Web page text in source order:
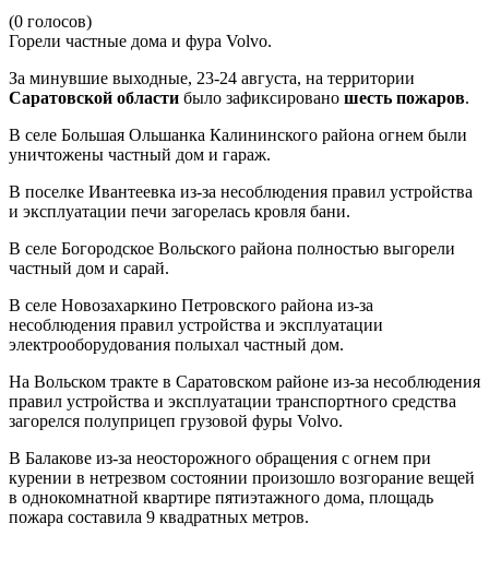
(0 голосов)
Горели частные дома и фура Volvo.
За минувшие выходные, 23-24 августа, на территории
Саратовской области было зафиксировано шесть пожаров.
В селе Большая Ольшанка Калининского района огнем были
уничтожены частный дом и гараж.
В поселке Ивантеевка из-за несоблюдения правил устройства
и эксплуатации печи загорелась кровля бани.
В селе Богородское Вольского района полностью выгорели
частный дом и сарай.
В селе Новозахаркино Петровского района из-за
несоблюдения правил устройства и эксплуатации
электрооборудования полыхал частный дом.
На Вольском тракте в Саратовском районе из-за несоблюдения
правил устройства и эксплуатации транспортного средства
загорелся полуприцеп грузовой фуры Volvo.
В Балакове из-за неосторожного обращения с огнем при
курении в нетрезвом состоянии произошло возгорание вещей
в однокомнатной квартире пятиэтажного дома, площадь
пожара составила 9 квадратных метров.